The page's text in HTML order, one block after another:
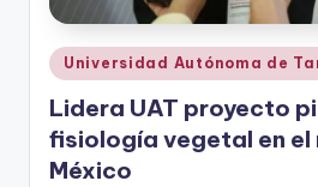
Publicado
en
Universidad Autónoma de
Lidera UAT proyecto
fisiología vegetal en el
México